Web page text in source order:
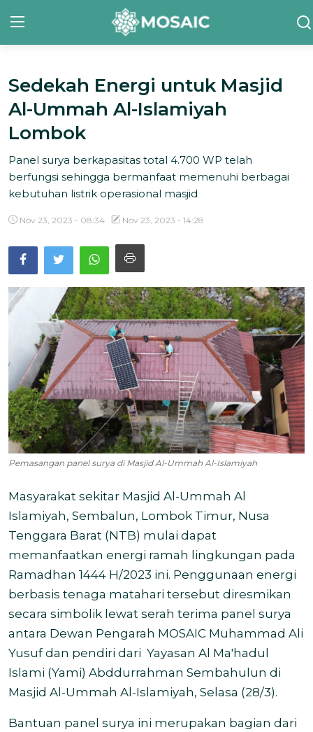
Contact
Tentang Kami
Team Kami
Galeri
Sorotan Berita
Bahasa
Sedekah Energi untuk Masjid
Al-Ummah Al-Islamiyah
Lombok
Panel surya berkapasitas total 4.700 WP telah
berfungsi sehingga bermanfaat memenuhi berbagai
kebutuhan listrik operasional masjid
Nov 23, 2023 - 08:34 Nov 23, 2023 - 14:28
Pemasangan panel surya di Masjid Al-Ummah Al-Islamiyah
Masyarakat sekitar Masjid Al-Ummah Al
Islamiyah, Sembalun, Lombok Timur, Nusa
Tenggara Barat (NTB) mulai dapat
memanfaatkan energi ramah lingkungan pada
Ramadhan 1444 H/2023 ini. Penggunaan energi
berbasis tenaga matahari tersebut diresmikan
secara simbolik lewat serah terima panel surya
antara Dewan Pengarah MOSAIC Muhammad Ali
Yusuf dan pendiri dari Yayasan Al Ma'hadul
Islami (Yami) Abddurrahman Sembahulun di
Masjid Al-Ummah Al-Islamiyah, Selasa (28/3).
Bantuan panel surya ini merupakan bagian dari